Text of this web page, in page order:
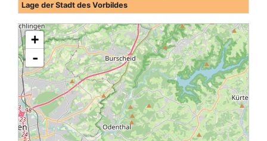
Lage der Stadt des Vorbildes
+
-